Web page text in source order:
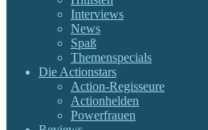
Interviews
News
Spaß
Themenspecials
Die Actionstars
Action-Regisseure
Actionhelden
Powerfrauen